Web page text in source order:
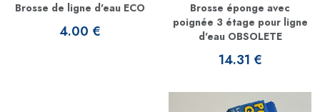
Brosse de ligne d'eau ECO
4.00 €
Brosse éponge avec
poignée 3 étage pour ligne
d'eau OBSOLETE
14.31 €